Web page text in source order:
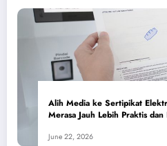
Alih Media ke Sertipikat
Merasa Jauh Lebih Praktis
June 22, 2026